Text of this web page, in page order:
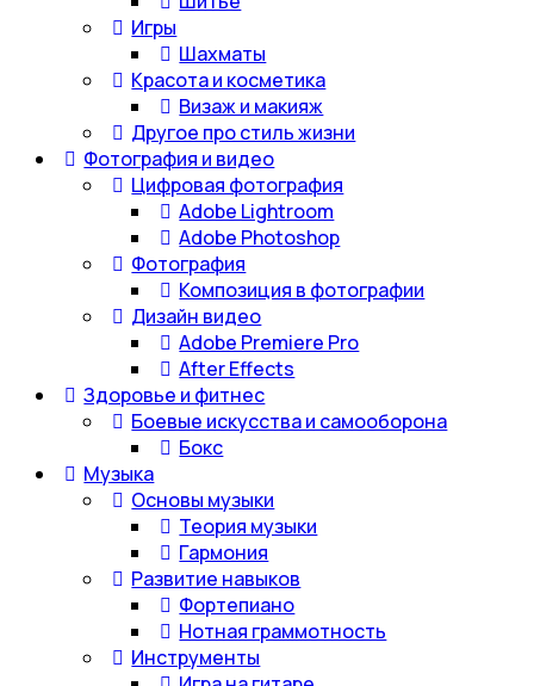
Игры
Шахматы
Красота и косметика
Визаж и макияж
Другое про стиль жизни
Фотография и видео
Цифровая фотография
Adobe Lightroom
Adobe Photoshop
Фотография
Композиция в фотографии
Дизайн видео
Adobe Premiere Pro
After Effects
Здоровье и фитнес
Боевые искусства и самооборона
Бокс
Музыка
Основы музыки
Теория музыки
Гармония
Развитие навыков
Фортепиано
Нотная граммотность
Инструменты